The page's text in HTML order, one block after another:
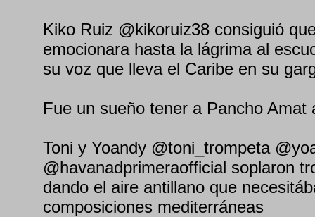
Kiko Ruiz @kikoruiz38 consiguió
emocionara hasta la lágrima al
su voz que lleva el Caribe en su
Fue un sueño tener a Pancho Amat
Toni y Yoandy @toni_trompeta
@havanadprimeraofficial soplaron
dando el aire antillano que
composiciones mediterráneas